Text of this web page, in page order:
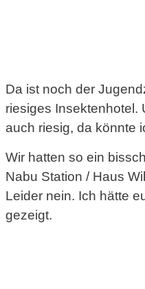
Da ist noch der
riesiges Insektenhotel.
auch riesig, da könnte
Wir hatten so ein
Nabu Station / Haus
Leider nein. Ich hätte
gezeigt.